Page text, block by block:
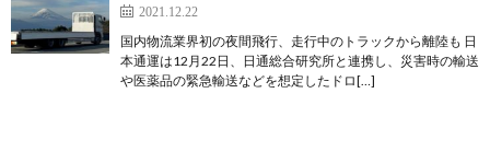
2021.12.22
国内物流業界初の夜間飛行、走行中のトラックから離陸も 日
本通運は12月22日、日通総合研究所と連携し、災害時の輸送
や医薬品の緊急輸送などを想定したドロ[…]